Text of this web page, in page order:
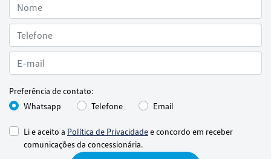
Preferência de contato:
Whatsapp
Telefone Email
Li e aceito a Política de Privacidadee concordo em receber
comunicações da concessionária.